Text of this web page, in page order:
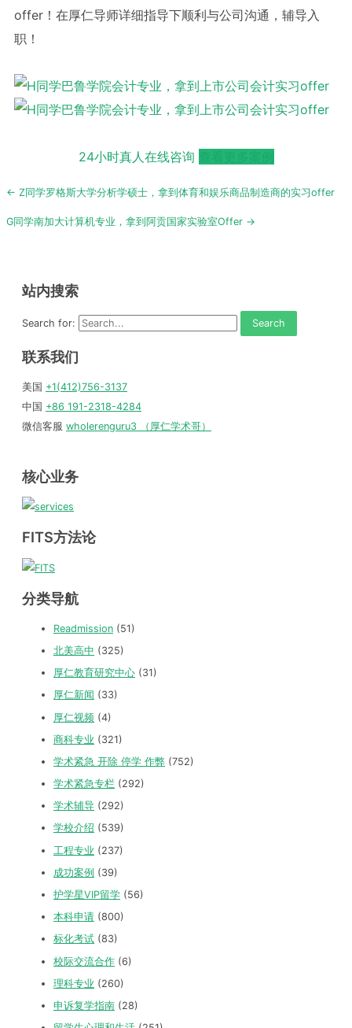
offer！在厚仁导师详细指导下顺利与公司沟通，辅导入
职！
24小时真人在线咨询
Post
← Z同学罗格斯大学分析学硕士，拿到体育和娱乐商品制造商的实习offer
G同学南加大计算机专业，拿到阿贡国家实验室Offer →
站内搜索
Search for:
联系我们
美国 +1(412)756-3137
中国 +86 191-2318-4284
微信客服 wholerenguru3 （厚仁学术哥）
核心业务
FITS方法论
分类导航
Readmission (51)
北美高中 (325)
厚仁教育研究中心 (31)
厚仁新闻 (33)
厚仁视频 (4)
商科专业 (321)
学术紧急 开除 停学 作弊 (752)
学术紧急专栏 (292)
学术辅导 (292)
学校介绍 (539)
工程专业 (237)
成功案例 (39)
护学星VIP留学 (56)
本科申请 (800)
标化考试 (83)
校际交流合作 (6)
理科专业 (260)
申诉复学指南 (28)